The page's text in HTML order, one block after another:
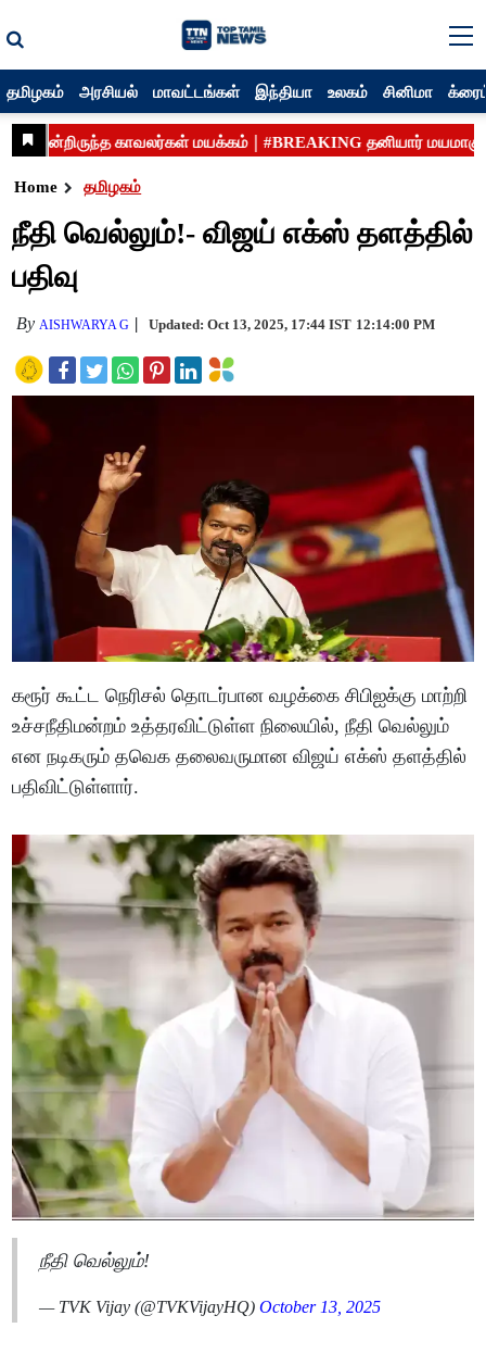
தமிழகம் அரசியல் மாவட்டங்கள் இந்தியா உலகம் சினிமா
Home தமிழகம்
நீதி வெல்லும்!- விஜய் எக்ஸ் தளத்தில்
பதிவு
By AISHWARYA G Updated: Oct 13, 2025, 17:44 IST 12:14:00 PM
கரூர் கூட்ட நெரிசல் தொடர்பான வழக்கை சிபிஐக்கு மாற்றி
உச்சநீதிமன்றம் உத்தரவிட்டுள்ள நிலையில், நீதி வெல்லும்
என நடிகரும் தவெக தலைவருமான விஜய் எக்ஸ் தளத்தில்
பதிவிட்டுள்ளார்.
நீதி வெல்லும்!
— TVK Vijay (@TVKVijayHQ)October 13, 2025